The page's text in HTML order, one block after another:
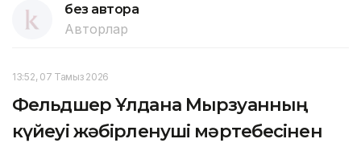
без автора
Авторлар
13:52, 07 Тамыз 2026
Фельдшер Ұлдана Мырзуанның
күйеуі жәбірленуші мәртебесінен